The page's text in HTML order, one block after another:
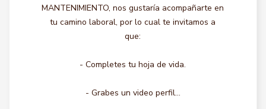
MANTENIMIENTO, nos gustaría acompañarte en
tu camino laboral, por lo cual te invitamos a
que:
- Completes tu hoja de vida.
- Grabes un video perfil...